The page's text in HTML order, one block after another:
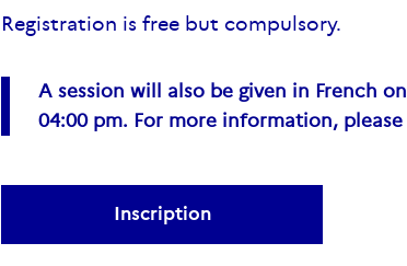
Registration is free but compulsory.
A sessionwill also begiven in French on
04:00 pm. For more information, please
Inscription